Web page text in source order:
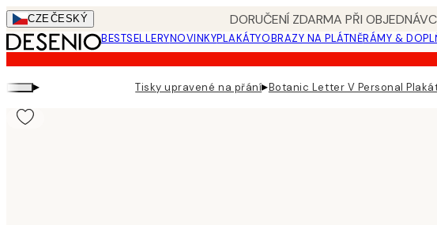
Skip
to
main
content.
CZEČESKÝ DORUČENÍ ZDARMA PŘI
BESTSELLERYNOVINKYPLAKÁTYOBRAZY NA PLÁTNĚRÁMY &
▸ Tisky upravené na přání▸Botanic Letter V Personal